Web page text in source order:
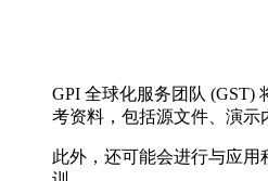
GPI 全球化服务团队 (GST)
考资料，包括源文件、演示
此外，还可能会进行与应